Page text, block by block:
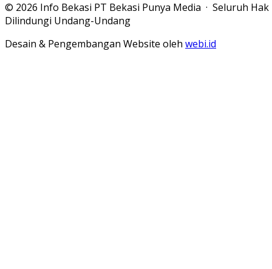
© 2026 Info Bekasi PT Bekasi Punya Media · Seluruh Hak
Dilindungi Undang-Undang
Desain & Pengembangan Website oleh webi.id